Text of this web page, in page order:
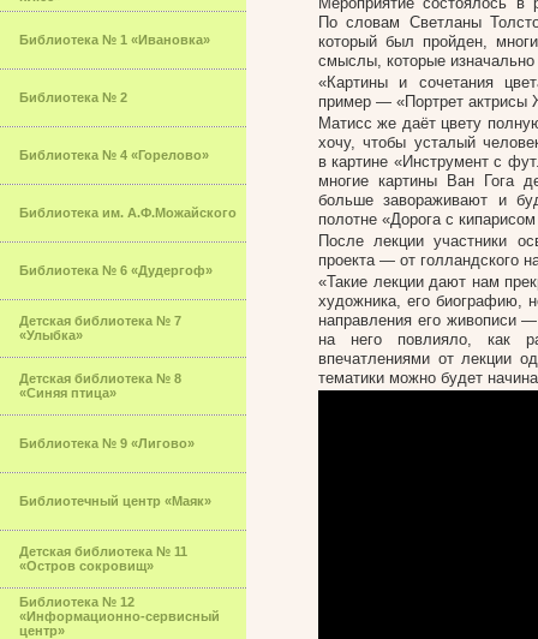
Библиотека № 1 «Ивановка»
Библиотека № 2
Библиотека № 4 «Горелово»
Библиотека им. А.Ф.Можайского
Библиотека № 6 «Дудергоф»
Детская библиотека № 7
«Улыбка»
Детская библиотека № 8
«Синяя птица»
Библиотека № 9 «Лигово»
Библиотечный центр «Маяк»
Детская библиотека № 11
«Остров сокровищ»
Библиотека № 12
«Информационно-сервисный
центр»
По словам Светланы
который был пройден,
смыслы, которые
«Картины и сочетания
пример — «Портрет
Матисс же даёт цвету
хочу, чтобы усталый
в картине «Инструмент с
многие картины Ван Гога
больше завораживают и
полотне «Дорога с
После лекции участники
проекта — от голландского
«Такие лекции дают нам
художника, его биографию,
направления его живописи
на него повлияло, как
впечатлениями от лекции
тематики можно будет